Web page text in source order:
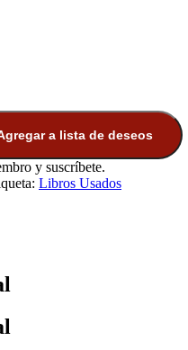
a lista de deseos
y suscríbete.
Libros Usados